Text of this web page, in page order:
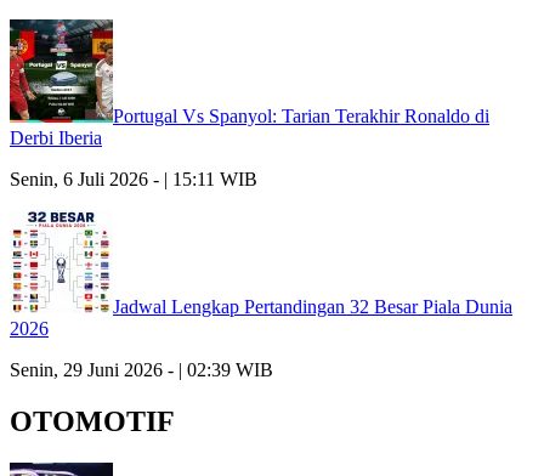
Portugal Vs Spanyol: Tarian Terakhir Ronaldo di
Derbi Iberia
Senin, 6 Juli 2026 - | 15:11 WIB
Jadwal Lengkap Pertandingan 32 Besar Piala Dunia
2026
Senin, 29 Juni 2026 - | 02:39 WIB
OTOMOTIF